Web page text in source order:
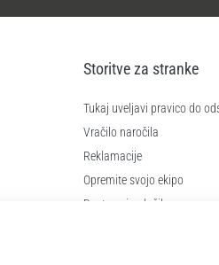
Storitve za stranke
Tukaj uveljavi pravico do
Vračilo naročila
Reklamacije
Opremite svojo ekipo
Dostava in plačilo